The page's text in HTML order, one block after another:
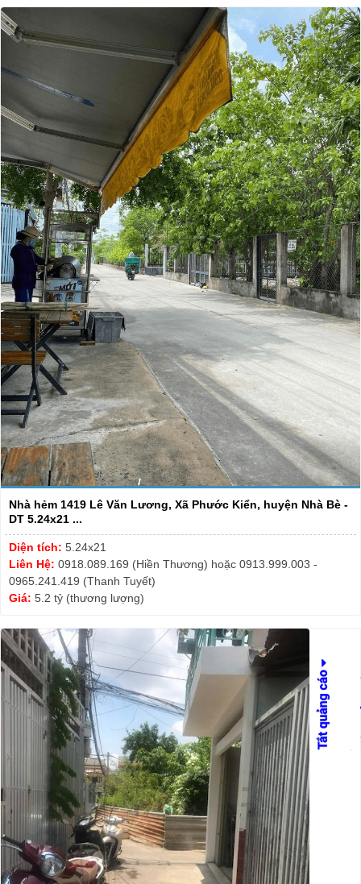
Nhà hẻm 1419 Lê Văn Lương, Xã Phước Kiển, huyện Nhà Bè -
DT 5.24x21 ...
Diện tích: 5.24x21
Liên Hệ: 0918.089.169 (Hiền Thương) hoặc 0913.999.003 -
0965.241.419 (Thanh Tuyết)
Giá: 5.2 tỷ (thương lượng)